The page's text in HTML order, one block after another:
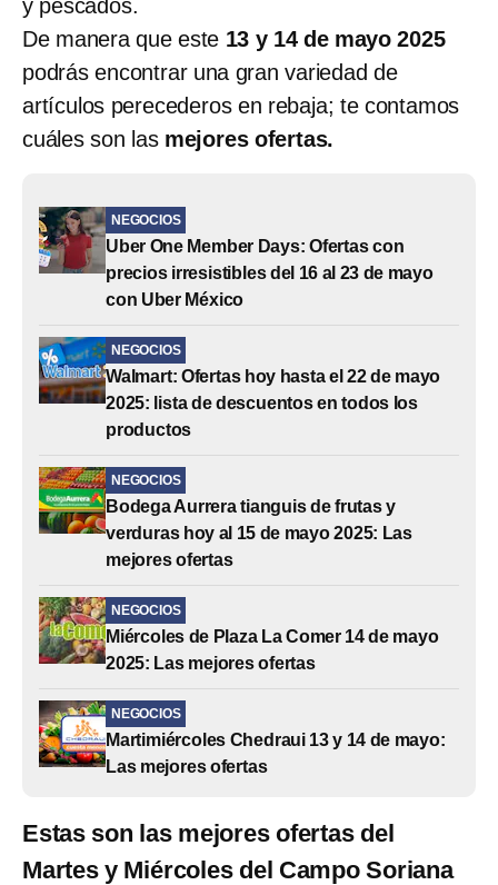
y pescados.
De manera que este 13 y 14 de mayo 2025
podrás encontrar una gran variedad de
artículos perecederos en rebaja; te contamos
cuáles son las mejores ofertas.
NEGOCIOS
Uber One Member Days: Ofertas con
precios irresistibles del 16 al 23 de mayo
con Uber México
NEGOCIOS
Walmart: Ofertas hoy hasta el 22 de mayo
2025: lista de descuentos en todos los
productos
NEGOCIOS
Bodega Aurrera tianguis de frutas y
verduras hoy al 15 de mayo 2025: Las
mejores ofertas
NEGOCIOS
Miércoles de Plaza La Comer 14 de mayo
2025: Las mejores ofertas
NEGOCIOS
Martimiércoles Chedraui 13 y 14 de mayo:
Las mejores ofertas
Estas son las mejores ofertas del
Martes y Miércoles del Campo Soriana